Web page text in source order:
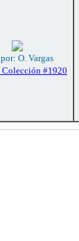
O. Vargas
Colección #1920